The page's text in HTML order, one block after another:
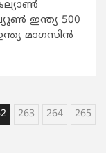
ഇന്ത്യ 500
മാഗസിന്‍
263 264
265